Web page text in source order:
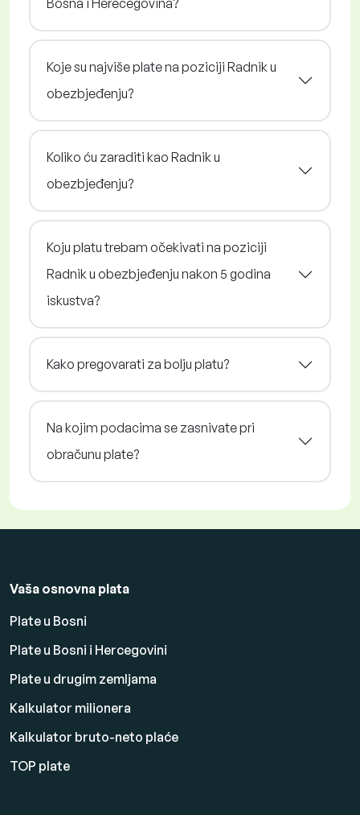
Bosna i Herecegovina?
Koje su najviše plate na poziciji Radnik u
obezbjeđenju?
Koliko ću zaraditi kao Radnik u
obezbjeđenju?
Koju platu trebam očekivati na poziciji
Radnik u obezbjeđenju nakon 5 godina
iskustva?
Kako pregovarati za bolju platu?
Na kojim podacima se zasnivate pri
obračunu plate?
Vaša osnovna plata
Plate u Bosni
Plate u Bosni i Hercegovini
Plate u drugim zemljama
Kalkulator milionera
Kalkulator bruto-neto plaće
TOP plate